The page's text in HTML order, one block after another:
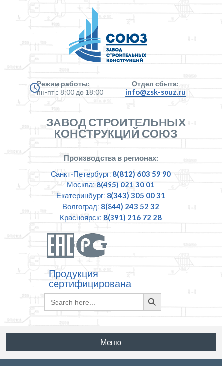
Режим работы:
пн-пт с 8:00 до 18:00
Отдел сбыта:
info@zsk-souz.ru
ЗАВОД СТРОИТЕЛЬНЫХ
КОНСТРУКЦИЙ СОЮЗ
Производства в регионах:
Санкт-Петербург: 8(812) 603 59 90
Москва: 8(495) 021 30 01
Екатеринбург: 8(343) 305 00 31
Волгоград: 8(844) 243 52 32
Красноярск: 8(391) 216 72 28
Продукция
сертифицирована
Search
for:
Search
Button
Меню